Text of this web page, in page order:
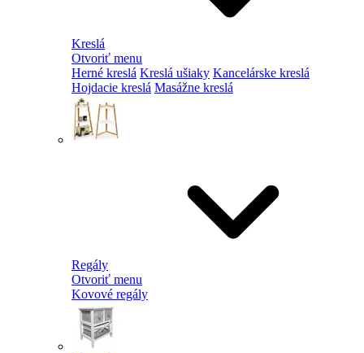
Kreslá
Otvoriť menu
Herné kreslá Kreslá ušiaky Kancelárske kreslá
Hojdacie kreslá Masážne kreslá
Regály
Otvoriť menu
Kovové regály